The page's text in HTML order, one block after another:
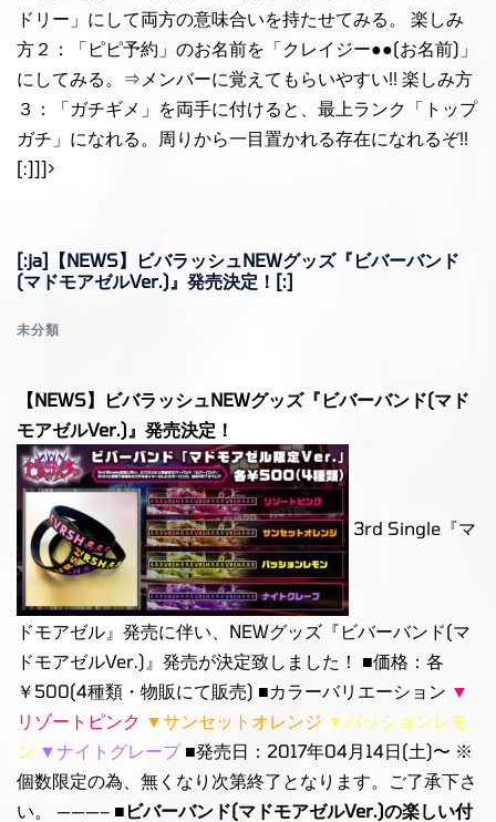
ドリー」にして両方の意味合いを持たせてみる。 楽しみ
方２：「ピピ予約」のお名前を「クレイジー●●(お名前)」
にしてみる。⇒メンバーに覚えてもらいやすい!! 楽しみ方
３：「ガチギメ」を両手に付けると、最上ランク「トップ
ガチ」になれる。周りから一目置かれる存在になれるぞ!!
[:]]]>
[:ja]【NEWS】ビバラッシュNEWグッズ『ビバーバンド
(マドモアゼルVer.)』発売決定！[:]
未分類
【NEWS】ビバラッシュNEWグッズ『ビバーバンド(マド
モアゼルVer.)』発売決定！
3rd Single『マ
ドモアゼル』発売に伴い、NEWグッズ『ビバーバンド(マ
ドモアゼルVer.)』発売が決定致しました！ ■価格：各
￥500(4種類・物販にて販売) ■カラーバリエーション ▼
リゾートピンク ▼サンセットオレンジ ▼パッションレモ
ン ▼ナイトグレープ■発売日：2017年04月14日(土)〜 ※
個数限定の為、無くなり次第終了となります。ご了承下さ
い。 ———– ■ビバーバンド(マドモアゼルVer.)の楽しい付